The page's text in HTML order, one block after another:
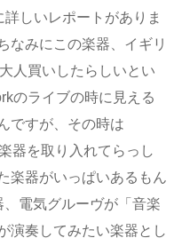
詳しいレポートがありま
なみにこの楽器、イギリ
人買いしたらしいとい
のライブの時に見える
ですが、その時は
器を取り入れてらっし
楽器がいっぱいあるもん
電気グルーヴが「音楽
演奏してみたい楽器とし